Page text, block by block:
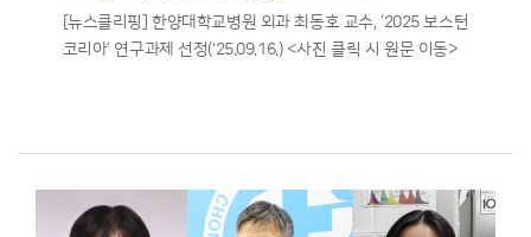
[뉴스클리핑] 한양대학교병원 외과 최동호 교수, ‘2025 보스턴
코리아’ 연구과제 선정('25.09.16.) <사진 클릭 시 원문 이동>